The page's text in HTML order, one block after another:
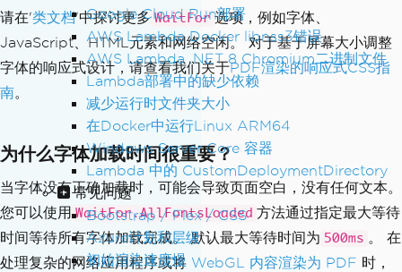
Google Cloud Run部署
AWS Lambda Docker libnss3错误
AWS Lambda .NET 8 Chromium二进制文件
Lambda部署中的缺少依赖
减少运行时文件夹大小
在Docker中运行Linux ARM64
Windows Server Core 容器
Lambda 中的 CustomDeploymentDirectory
常见问题
Bootstrap / Flex / CSS
Azure计划和层级
初始渲染速度慢
PdfDocument pdf = renderer.RenderHtmlA
html );
// Export the PDF
"font-test.pdf"
请在'类文档'中探讨更多 WaitFor 选项，例如字体、
JavaScript、HTML元素和网络空闲。 对于基于屏幕大小调整
字体的响应式设计，请查看我们关于PDF渲染的响应式CSS指
南。
为什么字体加载时间很重要？
当字体没有正确加载时，可能会导致页面空白，没有任何文本。
您可以使用 WaitFor.AllFontsLoaded 方法通过指定最大等待
时间等待所有字体加载完成。 默认最大等待时间为 500ms 。 在
处理复杂的网络应用程序或将 WebGL 内容渲染为 PDF 时，